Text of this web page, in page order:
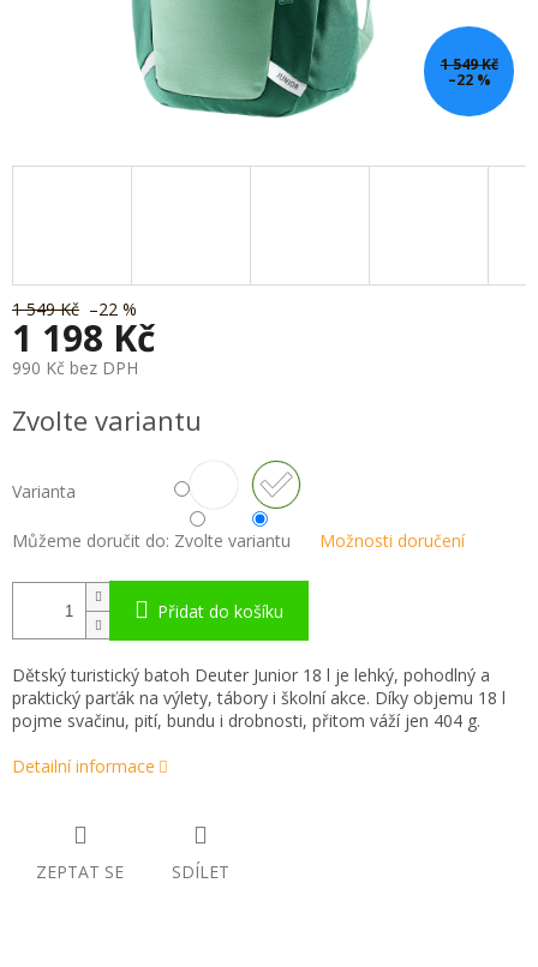
1 549 Kč
–22 %
1 549 Kč –22 %
1 198 Kč
990 Kč bez DPH
cena:
Zvolte variantu
Varianta
Můžeme doručit do: Zvolte variantu Možnosti doručení
Přidat do košíku
Dětský turistický batoh Deuter Junior 18 l je lehký, pohodlný a
praktický parťák na výlety, tábory i školní akce. Díky objemu 18 l
pojme svačinu, pití, bundu i drobnosti, přitom váží jen 404 g.
Detailní informace
ZEPTAT SE SDÍLET